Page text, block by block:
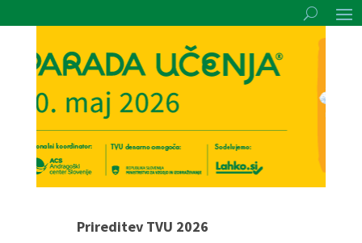
Prireditev TVU 2026